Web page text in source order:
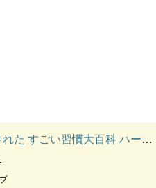
、スタンフォード、オックスフォード… : 人生が変わるテクニック112個集めました